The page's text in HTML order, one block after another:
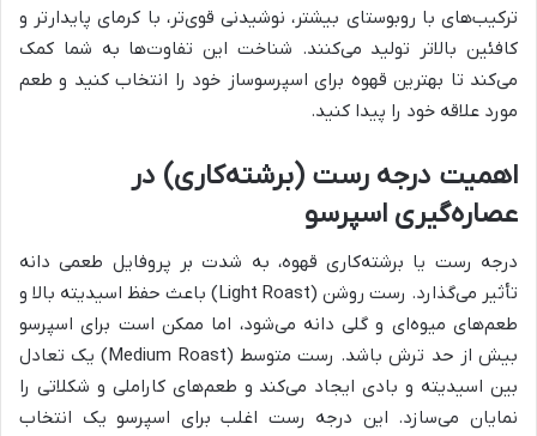
ترکیب‌های با روبوستای بیشتر، نوشیدنی قوی‌تر، با کرمای پایدارتر و
کافئین بالاتر تولید می‌کنند. شناخت این تفاوت‌ها به شما کمک
می‌کند تا بهترین قهوه برای اسپرسوساز خود را انتخاب کنید و طعم
مورد علاقه خود را پیدا کنید.
اهمیت درجه رست (برشته‌کاری) در
عصاره‌گیری اسپرسو
درجه رست یا برشته‌کاری قهوه، به شدت بر پروفایل طعمی دانه
تأثیر می‌گذارد. رست روشن (Light Roast) باعث حفظ اسیدیته بالا و
طعم‌های میوه‌ای و گلی دانه می‌شود، اما ممکن است برای اسپرسو
بیش از حد ترش باشد. رست متوسط (Medium Roast) یک تعادل
بین اسیدیته و بادی ایجاد می‌کند و طعم‌های کاراملی و شکلاتی را
نمایان می‌سازد. این درجه رست اغلب برای اسپرسو یک انتخاب